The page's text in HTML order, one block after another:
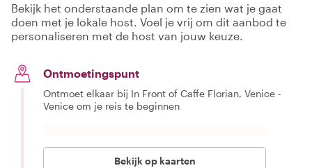
Bekijk het onderstaande plan om te zien wat je gaat
doen met je lokale host. Voel je vrij om dit aanbod te
personaliseren met de host van jouw keuze.
Ontmoetingspunt
Ontmoet elkaar bij In Front of Caffe Florian, Venice -
Venice om je reis te beginnen
Bekijk op kaarten